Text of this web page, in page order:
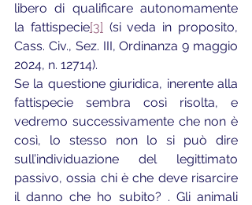
libero di qualificare autonomamente
la fattispecie[3] (si veda in proposito,
Cass. Civ., Sez. III, Ordinanza 9 maggio
2024, n. 12714).
Se la questione giuridica, inerente alla
fattispecie sembra così risolta, e
vedremo successivamente che non è
così, lo stesso non lo si può dire
sull’individuazione del legittimato
passivo, ossia chi è che deve risarcire
il danno che ho subito? . Gli animali